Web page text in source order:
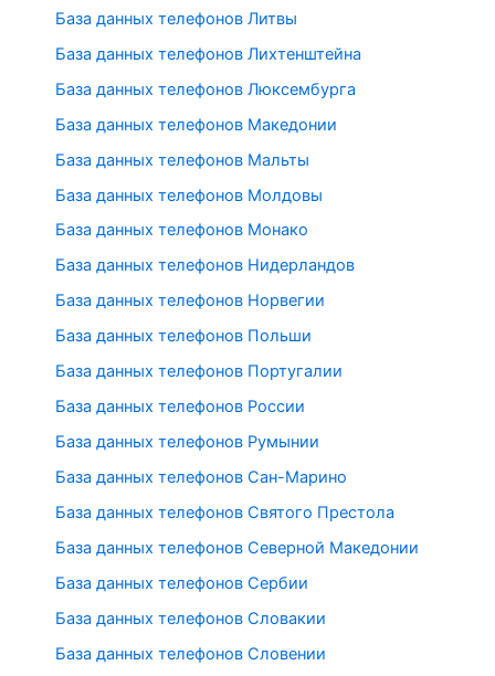
База данных телефонов Литвы
База данных телефонов Лихтенштейна
База данных телефонов Люксембурга
База данных телефонов Македонии
База данных телефонов Мальты
База данных телефонов Молдовы
База данных телефонов Монако
База данных телефонов Нидерландов
База данных телефонов Норвегии
База данных телефонов Польши
База данных телефонов Португалии
База данных телефонов России
База данных телефонов Румынии
База данных телефонов Сан-Марино
База данных телефонов Святого Престола
База данных телефонов Северной Македонии
База данных телефонов Сербии
База данных телефонов Словакии
База данных телефонов Словении